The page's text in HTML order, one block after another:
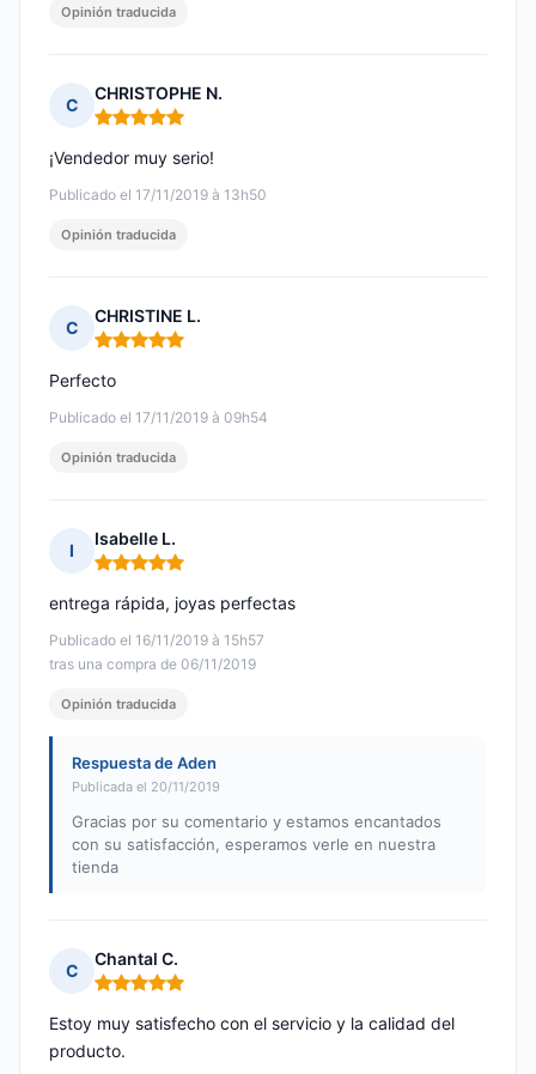
Opinión traducida
C
CHRISTOPHE N.
Nota: 5 de 5
Publicado el 17/11/2019 à 13h50
¡Vendedor muy serio!
Opinión traducida
C
CHRISTINE L.
Nota: 5 de 5
Publicado el 17/11/2019 à 09h54
Perfecto
Opinión traducida
I
Isabelle L.
Nota: 5 de 5
Publicado el 16/11/2019 à 15h57
tras una compra de 06/11/2019
entrega rápida, joyas perfectas
Opinión traducida
Respuesta de Aden
Publicada el 20/11/2019
Gracias por su comentario y estamos encantados
con su satisfacción, esperamos verle en nuestra
tienda
C
Chantal C.
Nota: 5 de 5
Estoy muy satisfecho con el servicio y la calidad del
producto.